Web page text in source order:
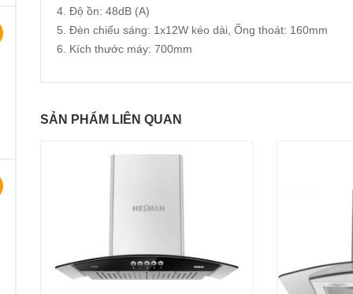
4. Độ ồn: 48dB (A)
5. Đèn chiếu sáng: 1x12W kéo dài, Ống thoát: 160mm
6. Kích thước máy: 700mm
SẢN PHẨM LIÊN QUAN